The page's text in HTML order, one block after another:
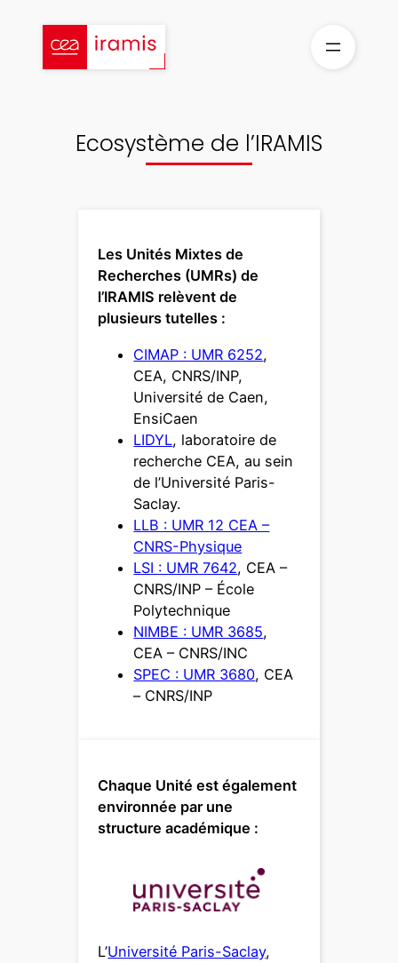
contenu
Ecosystème de l’IRAMIS
Les Unités Mixtes de
Recherches (UMRs) de
l’IRAMIS relèvent de
plusieurs tutelles :
CIMAP : UMR 6252,
CEA, CNRS/INP,
Université de Caen,
EnsiCaen
LIDYL, laboratoire de
recherche CEA, au sein
de l’Université Paris-
Saclay.
LLB : UMR 12 CEA –
CNRS-Physique
LSI : UMR 7642, CEA –
CNRS/INP – École
Polytechnique
NIMBE : UMR 3685,
CEA – CNRS/INC
SPEC : UMR 3680, CEA
– CNRS/INP
Chaque Unité est également
environnée par une
structure académique :
L’Université Paris-Saclay,